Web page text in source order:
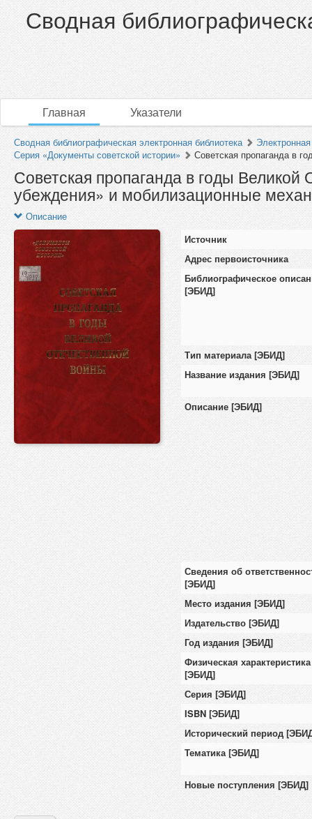
Сводная
Главная Указатели
Сводная библиографическая электронная библиотека
Серия «Документы советской истории»
Советская пропаганда в
Советская пропаганда в годы
убеждения» и мобилизационные
Описание
Источник
Адрес первоисточника
Библиографическое
[ЭБИД]
Тип материала [ЭБИД]
Название издания [ЭБИД]
Описание [ЭБИД]
Сведения об
[ЭБИД]
Место издания [ЭБИД]
Издательство [ЭБИД]
Год издания [ЭБИД]
Физическая характеристика
[ЭБИД]
Серия [ЭБИД]
ISBN [ЭБИД]
Исторический период
Тематика [ЭБИД]
Новые поступления [ЭБИД]